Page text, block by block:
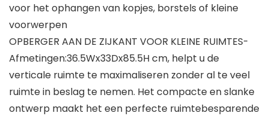
voor het ophangen van kopjes, borstels of kleine
voorwerpen
OPBERGER AAN DE ZIJKANT VOOR KLEINE RUIMTES-
Afmetingen:36.5Wx33Dx85.5H cm, helpt u de
verticale ruimte te maximaliseren zonder al te veel
ruimte in beslag te nemen. Het compacte en slanke
ontwerp maakt het een perfecte ruimtebesparende